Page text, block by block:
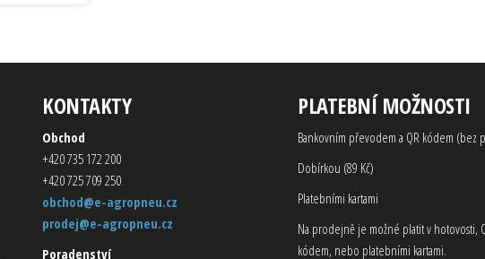
KONTAKTY
Obchod
+420 735 172 200
+420 725 709 250
obchod@e-agropneu.cz
prodej@e-agropneu.cz
Poradenství
PLATEBNÍ MOŽNOSTI
Bankovním převodem a QR kódem (bez
Dobírkou (89 Kč)
Platebními kartami
Na prodejně je možné platit v hotovosti,
kódem, nebo platebními kartami.